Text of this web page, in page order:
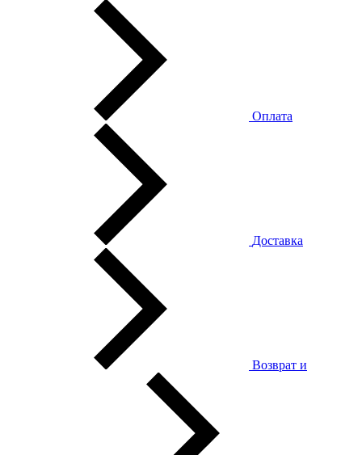
Оплата
Доставка
Возврат и